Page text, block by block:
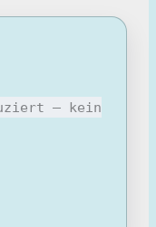
– kein